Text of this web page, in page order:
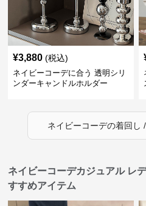
¥3,880 (税込)
ネイビーコーデに合う 透明シリ
ンダーキャンドルホルダー
ネイビーコーデの着回し
ネイビーコーデカジュアル レ
すすめアイテム